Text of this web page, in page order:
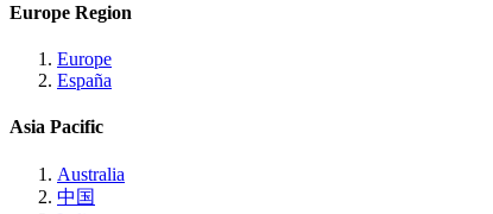
Europe Region
Europe
España
Asia Pacific
Australia
中国